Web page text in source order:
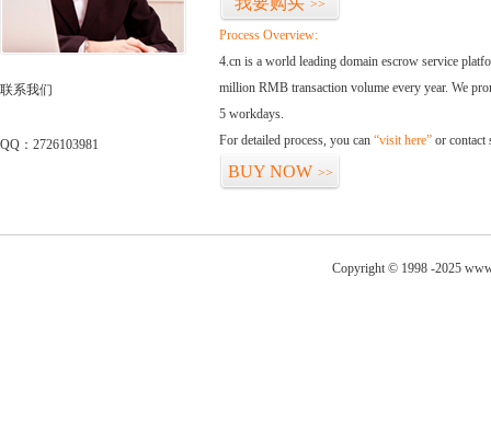
联系我们
QQ：2726103981
>>
Process Overview:
4.cn is a world leading domain escrow service
million RMB transaction volume every year. We
5 workdays.
For detailed process, you can “visit here” or contact
BUY NOW >>
Copyright © 1998 -2025